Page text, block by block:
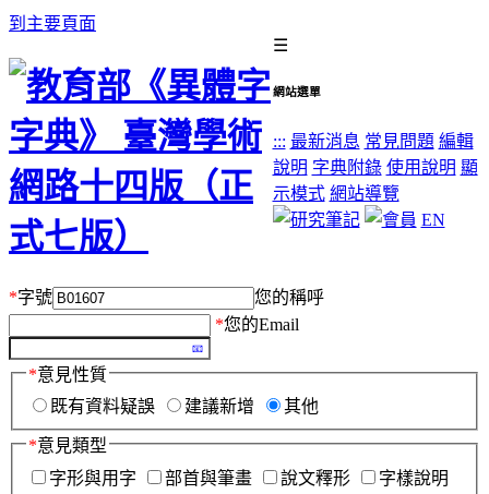
到主要頁面
☰
網站選單
::: 最新消息 常見問題 編輯
說明 字典附錄 使用說明 顯
示模式 網站導覽
EN
*字號
您的稱呼
*您的Email
*意見性質
既有資料疑誤
建議新增 其他
*意見類型
字形與用字
部首與筆畫 說文釋形
字樣說明